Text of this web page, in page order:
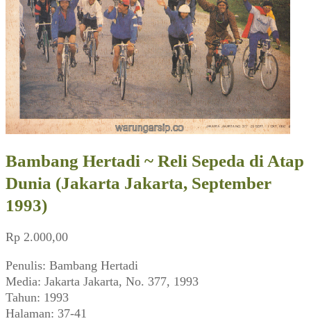
Bambang Hertadi ~ Reli Sepeda di Atap
Dunia (Jakarta Jakarta, September
1993)
Rp 2.000,00
Penulis: Bambang Hertadi
Media: Jakarta Jakarta, No. 377, 1993
Tahun: 1993
Halaman: 37-41